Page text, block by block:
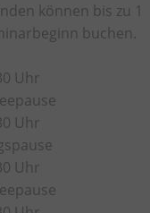
können bis zu 1
buchen.
Uhr
Uhr
Uhr